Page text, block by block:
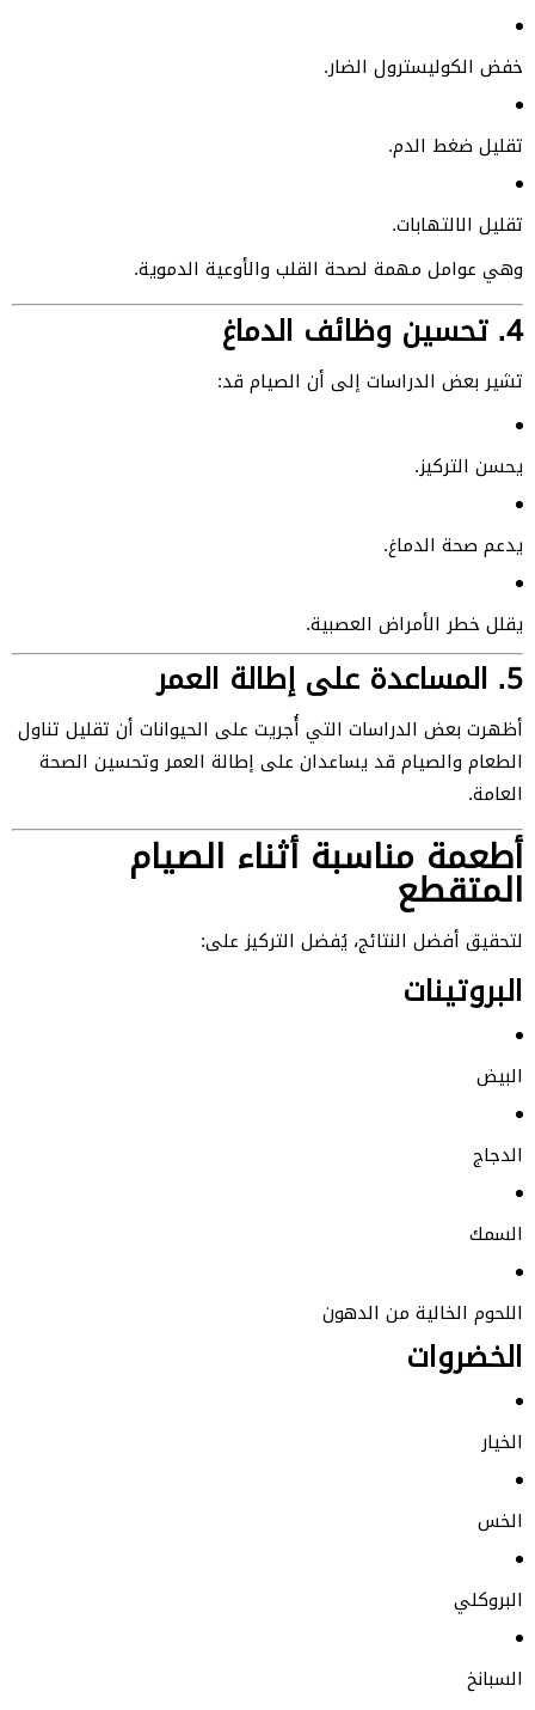
خفض الكوليسترول الضار.
تقليل ضغط الدم.
تقليل الالتهابات.
وهي عوامل مهمة لصحة القلب والأوعية الدموية.
4. تحسين وظائف الدماغ
تشير بعض الدراسات إلى أن الصيام قد:
يحسن التركيز.
يدعم صحة الدماغ.
يقلل خطر الأمراض العصبية.
5. المساعدة على إطالة العمر
أظهرت بعض الدراسات التي أُجريت على الحيوانات أن تقليل تناول
الطعام والصيام قد يساعدان على إطالة العمر وتحسين الصحة
العامة.
أطعمة مناسبة أثناء الصيام
المتقطع
لتحقيق أفضل النتائج، يُفضل التركيز على:
البروتينات
البيض
الدجاج
السمك
اللحوم الخالية من الدهون
الخضروات
الخيار
الخس
البروكلي
السبانخ